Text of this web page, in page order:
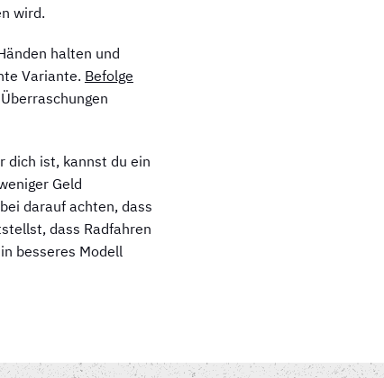
wird.
halten und
Variante. Befolge
dich ist, kannst du ein
Geld
darauf achten, dass
dass Radfahren
besseres Modell